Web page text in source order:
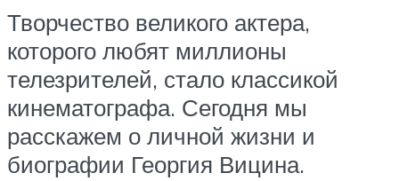
Творчество великого актера,
которого любят миллионы
телезрителей, стало классикой
кинематографа. Сегодня мы
расскажем о личной жизни и
биографии Георгия Вицина.